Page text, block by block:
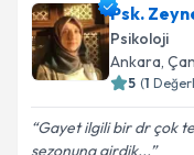
Psk. Dan. Esra
talebi oluşturun.
için bir takvim
bilgilendireceğiz.
E-posta
Psk.
Psikoloji
Ankara,
5 (1
Gayet ilgili bir dr çok
sezonuna girdik...